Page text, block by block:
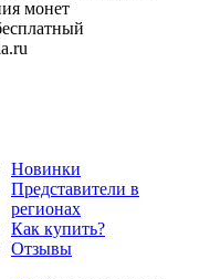
монет
Новинки
Представители в
регионах
Как купить?
Отзывы